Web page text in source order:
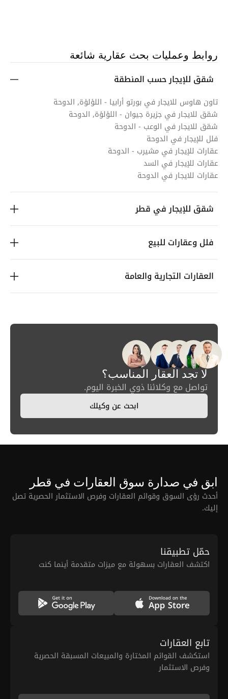
روابط وعمليات بحث عقارية شائعة
شقق للإيجار حسب المنطقة
تاون هاوس للايجار في بورتو أرابيا - اللؤلؤة, الدوحة
شقق للايجار في جزيرة جيوان - اللؤلؤة, الدوحة
شقق للايجار في الوعب - الدوحة
فلل للإيجار في الدوحة
عقارات للإيجار في مشيرب - الدوحة
عقارات للإيجار في السد
عقارات للايجار في الدوحة
شقق للإيجار في قطر
فلل وعقارات للبيع
العقارات التجارية والعامة
لا تجد العقار المناسب؟
تواصل مع وكلائنا ذوي الخبرة اليوم.
ابحث عن وكيلك
ابق في صدارة سوق العقارات في قطر
أحدث رؤى السوق وقوائم العقارات وفرص الاستثمار الحصرية تصل
إليك.
حمّل تطبيقنا
اكتشف العقارات بسهولة مع ميزات متقدمة أينما كنت
تابع العقارات
استكشف القوائم المختارة والمبيعات المسبقة الحصرية
وفرص الاستثمار